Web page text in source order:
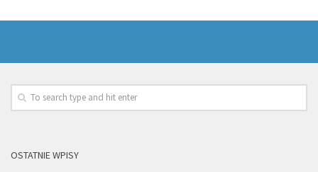
OSTATNIE WPISY